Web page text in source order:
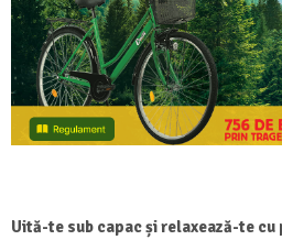
Uită-te sub capac și relaxează-te cu